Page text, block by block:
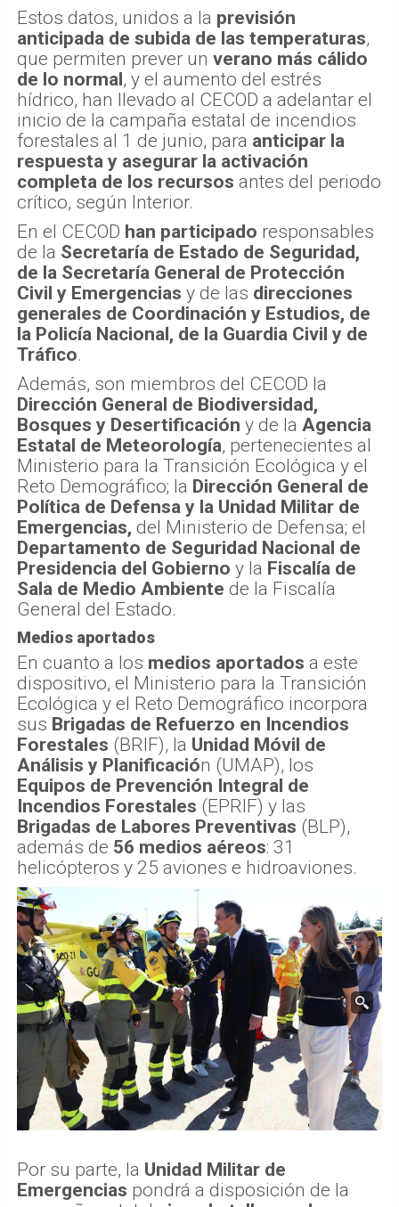
Estos datos, unidos a la previsión
anticipada de subida de las temperaturas,
que permiten prever un verano más cálido
de lo normal, y el aumento del estrés
hídrico, han llevado al CECOD a adelantar el
inicio de la campaña estatal de incendios
forestales al 1 de junio, para anticipar la
respuesta y asegurar la activación
completa de los recursos antes del periodo
crítico, según Interior.
En el CECOD han participado responsables
de la Secretaría de Estado de Seguridad,
de la Secretaría General de Protección
Civil y Emergencias y de las direcciones
generales de Coordinación y Estudios, de
la Policía Nacional, de la Guardia Civil y de
Tráfico.
Además, son miembros del CECOD la
Dirección General de Biodiversidad,
Bosques y Desertificación y de la Agencia
Estatal de Meteorología, pertenecientes al
Ministerio para la Transición Ecológica y el
Reto Demográfico; la Dirección General de
Política de Defensa y la Unidad Militar de
Emergencias, del Ministerio de Defensa; el
Departamento de Seguridad Nacional de
Presidencia del Gobierno y la Fiscalía de
Sala de Medio Ambiente de la Fiscalía
General del Estado.
Medios aportados
En cuanto a los medios aportados a este
dispositivo, el Ministerio para la Transición
Ecológica y el Reto Demográfico incorpora
sus Brigadas de Refuerzo en Incendios
Forestales (BRIF), la Unidad Móvil de
Análisis y Planificación (UMAP), los
Equipos de Prevención Integral de
Incendios Forestales (EPRIF) y las
Brigadas de Labores Preventivas (BLP),
además de 56 medios aéreos: 31
helicópteros y 25 aviones e hidroaviones.
Por su parte, la Unidad Militar de
Emergencias pondrá a disposición de la